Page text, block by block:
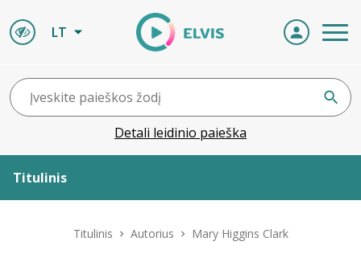
LT
Detali leidinio paieška
Titulinis
Titulinis Autorius Mary Higgins Clark